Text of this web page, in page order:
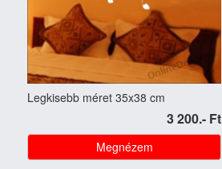
Legkisebb méret 35x38 cm
3 200.- Ft
Megnézem